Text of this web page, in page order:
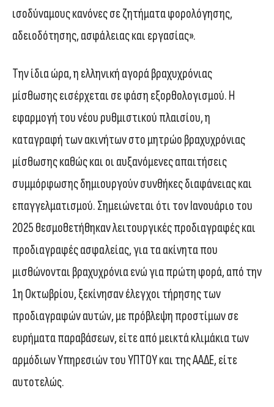
ισοδύναμους κανόνες σε ζητήματα φορολόγησης,
αδειοδότησης, ασφάλειας και εργασίας».
Την ίδια ώρα, η ελληνική αγορά βραχυχρόνιας
μίσθωσης εισέρχεται σε φάση εξορθολογισμού. Η
εφαρμογή του νέου ρυθμιστικού πλαισίου, η
καταγραφή των ακινήτων στο μητρώο βραχυχρόνιας
μίσθωσης καθώς και οι αυξανόμενες απαιτήσεις
συμμόρφωσης δημιουργούν συνθήκες διαφάνειας και
επαγγελματισμού. Σημειώνεται ότι τον Ιανουάριο του
2025 θεσμοθετήθηκαν λειτουργικές προδιαγραφές και
προδιαγραφές ασφαλείας, για τα ακίνητα που
μισθώνονται βραχυχρόνια ενώ για πρώτη φορά, από την
1η Οκτωβρίου, ξεκίνησαν έλεγχοι τήρησης των
προδιαγραφών αυτών, με πρόβλεψη προστίμων σε
ευρήματα παραβάσεων, είτε από μεικτά κλιμάκια των
αρμόδιων Υπηρεσιών του ΥΠΤΟΥ και της ΑΑΔΕ, είτε
αυτοτελώς.